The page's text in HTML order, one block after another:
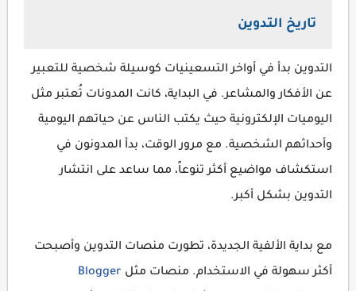
تاريخ التدوين
التدوين بدأ في أواخر التسعينيات كوسيلة شخصية للتعبير
عن الأفكار والمشاعر. في البداية، كانت المدونات تُعتبر مثل
اليوميات الإلكترونية حيث يكتب الناس عن حياتهم اليومية
وأحداثهم الشخصية. مع مرور الوقت، بدأ المدونون في
استكشاف مواضيع أكثر تنوعاً، مما ساعد على انتشار
التدوين بشكل أكبر.
مع بداية الألفية الجديدة، تطورت منصات التدوين وأصبحت
أكثر سهولة في الاستخدام. منصات مثل